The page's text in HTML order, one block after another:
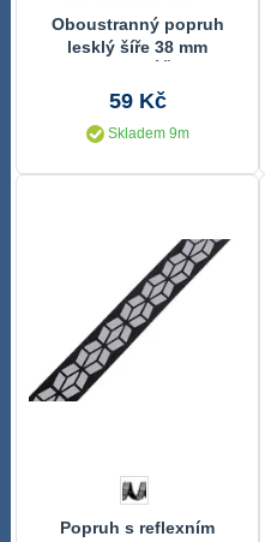
Oboustranný popruh
lesklý šíře 38 mm
59 Kč
Skladem 9m
Popruh s reflexním